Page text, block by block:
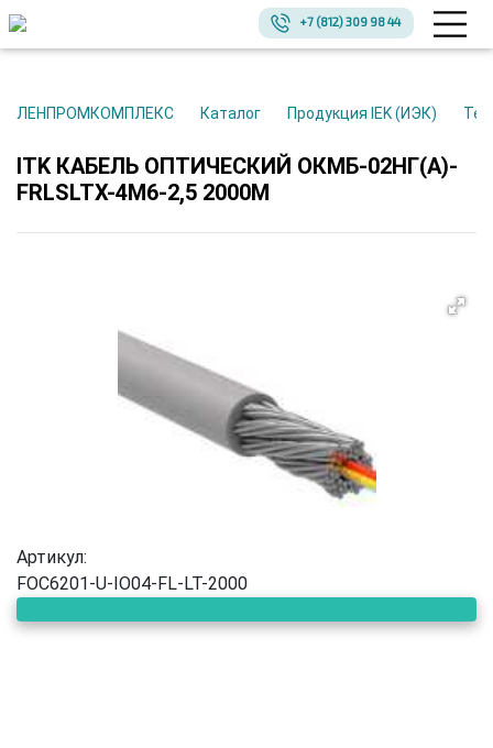
+7 (812) 309 98 44
ЛЕНПРОМКОМПЛЕКС Каталог Продукция IEK (ИЭК)
ITK КАБЕЛЬ ОПТИЧЕСКИЙ ОКМБ-02НГ(А)-
FRLSLTX-4М6-2,5 2000М
Артикул:
FOC6201-U-IO04-FL-LT-2000